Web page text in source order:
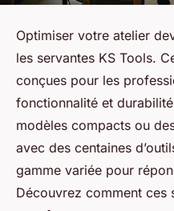
Optimiser votre atelier
les servantes KS Tools.
conçues pour les
fonctionnalité et
modèles compacts ou
avec des centaines
gamme variée pour
Découvrez comment ces